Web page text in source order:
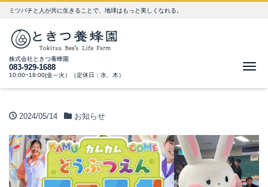
ミツバチと人が共に生きることで、地球はもっと美しくなれる。
株式会社ときつ養蜂園
083-929-1688
10:00~18:00(金～火）（定休日：水、木）
2024/05/14 お知らせ